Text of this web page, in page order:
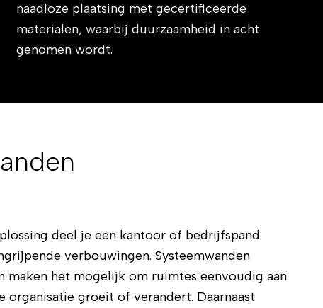
naadloze plaatsing met gecertificeerde
materialen, waarbij duurzaamheid in acht
genomen wordt.
deel je een kantoor of bedrijfspand
verbouwingen. Systeemwanden
maken het mogelijk om ruimtes eenvoudig aan
organisatie groeit of verandert. Daarnaast